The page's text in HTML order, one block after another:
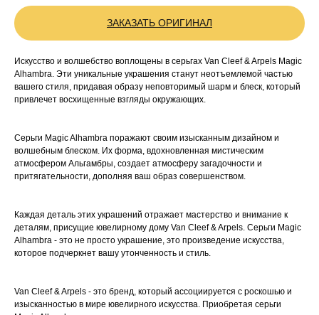
ЗАКАЗАТЬ ОРИГИНАЛ
Искусство и волшебство воплощены в серьгах Van Cleef & Arpels Magic
Alhambra. Эти уникальные украшения станут неотъемлемой частью
вашего стиля, придавая образу неповторимый шарм и блеск, который
привлечет восхищенные взгляды окружающих.
Серьги Magic Alhambra поражают своим изысканным дизайном и
волшебным блеском. Их форма, вдохновленная мистическим
атмосфером Альгамбры, создает атмосферу загадочности и
притягательности, дополняя ваш образ совершенством.
Каждая деталь этих украшений отражает мастерство и внимание к
деталям, присущие ювелирному дому Van Cleef & Arpels. Серьги Magic
Alhambra - это не просто украшение, это произведение искусства,
которое подчеркнет вашу утонченность и стиль.
Van Cleef & Arpels - это бренд, который ассоциируется с роскошью и
изысканностью в мире ювелирного искусства. Приобретая серьги